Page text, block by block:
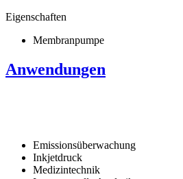
Eigenschaften
Membranpumpe
Anwendungen
Emissionsüberwachung
Inkjetdruck
Medizintechnik